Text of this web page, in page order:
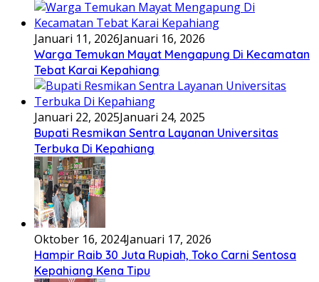
Januari 11, 2026Januari 16, 2026
Warga Temukan Mayat Mengapung Di Kecamatan
Tebat Karai Kepahiang
Januari 22, 2025Januari 24, 2025
Bupati Resmikan Sentra Layanan Universitas
Terbuka Di Kepahiang
Oktober 16, 2024Januari 17, 2026
Hampir Raib 30 Juta Rupiah, Toko Carni Sentosa
Kepahiang Kena Tipu